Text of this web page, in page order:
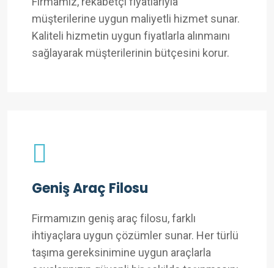
müşterilerine uygun maliyetli hizmet sunar.
Kaliteli hizmetin uygun fiyatlarla alınmaını
sağlayarak müşterilerinin bütçesini korur.
Geniş Araç Filosu
Firmamızın geniş araç filosu, farklı
ihtiyaçlara uygun çözümler sunar. Her türlü
taşıma gereksinimine uygun araçlarla